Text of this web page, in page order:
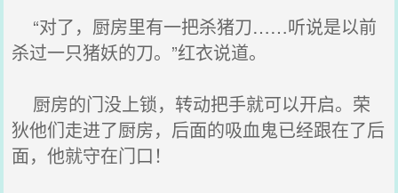
“对了，厨房里有一把杀猪刀……听说是以前
杀过一只猪妖的刀。”红衣说道。
厨房的门没上锁，转动把手就可以开启。荣
狄他们走进了厨房，后面的吸血鬼已经跟在了后
面，他就守在门口！